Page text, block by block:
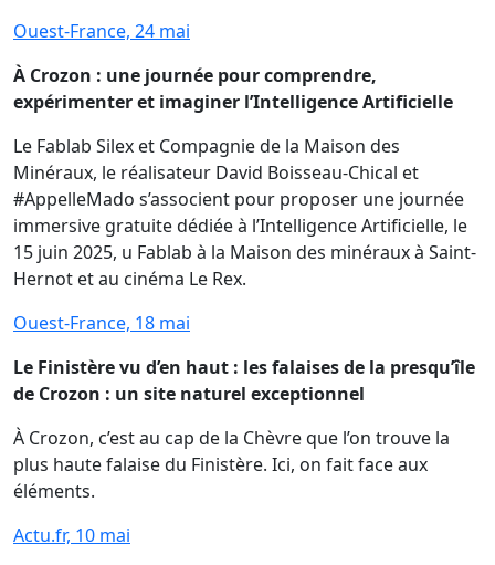
Ouest-France, 24 mai
À Crozon : une journée pour comprendre,
expérimenter et imaginer l’Intelligence Artificielle
Le Fablab Silex et Compagnie de la Maison des
Minéraux, le réalisateur David Boisseau-Chical et
#AppelleMado s’associent pour proposer une journée
immersive gratuite dédiée à l’Intelligence Artificielle, le
15 juin 2025, u Fablab à la Maison des minéraux à Saint-
Hernot et au cinéma Le Rex.
Ouest-France, 18 mai
Le Finistère vu d’en haut : les falaises de la presqu’île
de Crozon : un site naturel exceptionnel
À Crozon, c’est au cap de la Chèvre que l’on trouve la
plus haute falaise du Finistère. Ici, on fait face aux
éléments.
Actu.fr, 10 mai